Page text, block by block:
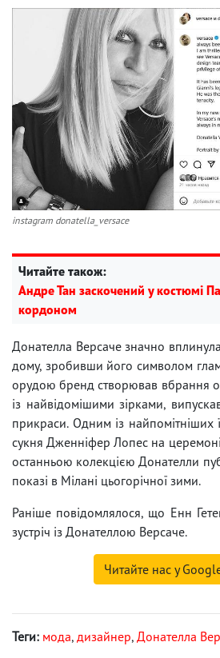
instagram donatella_versace
Читайте також:
Андре Тан заскочений у костюмі
кордоном
Донателла Версаче значно
дому, зробивши його символом
орудою бренд створював вбрання
із найвідомішими зірками,
прикраси. Одним із найпомітніших
сукня Дженніфер Лопес на
останньою колекцією Донателли
показі в Мілані цьогорічної зими.
Раніше повідомлялося, що Енн
зустріч із Донателлою Версаче.
Читайте нас у
Теги: мода, дизайнер, Донателла